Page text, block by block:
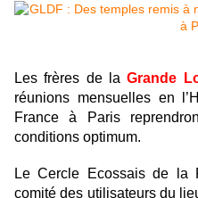
Les frères de laGrande
réunions mensuelles en
France à Paris
conditions optimum.
Le Cercle Ecossais de la
comité des utilisateurs du